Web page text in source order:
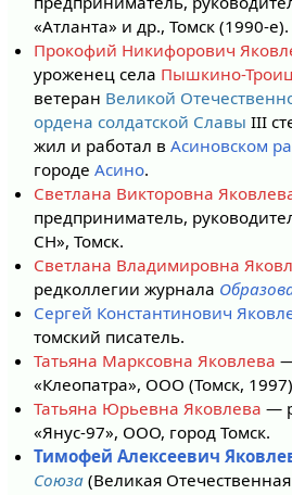
«Атланта» и др., Томск (1990-е).
Прокофий Никифорович
уроженец села Пышкино-
ветеран Великой
ордена солдатской Славы III
жил и работал вАсиновском
городеАсино.
Светлана Викторовна
предприниматель,
СН», Томск.
Светлана Владимировна
редколлегии журнала
Сергей Константинович
томский писатель.
Татьяна Марксовна Яковлева
«Клеопатра», ООО (Томск,
Татьяна Юрьевна Яковлева —
«Янус-97», ООО, город Томск.
Тимофей Алексеевич
Союза (Великая